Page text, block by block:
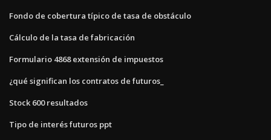
Fondo de cobertura típico de tasa de obstáculo
Cálculo de la tasa de fabricación
Formulario 4868 extensión de impuestos
¿qué significan los contratos de futuros_
Stock 600 resultados
Tipo de interés futuros ppt